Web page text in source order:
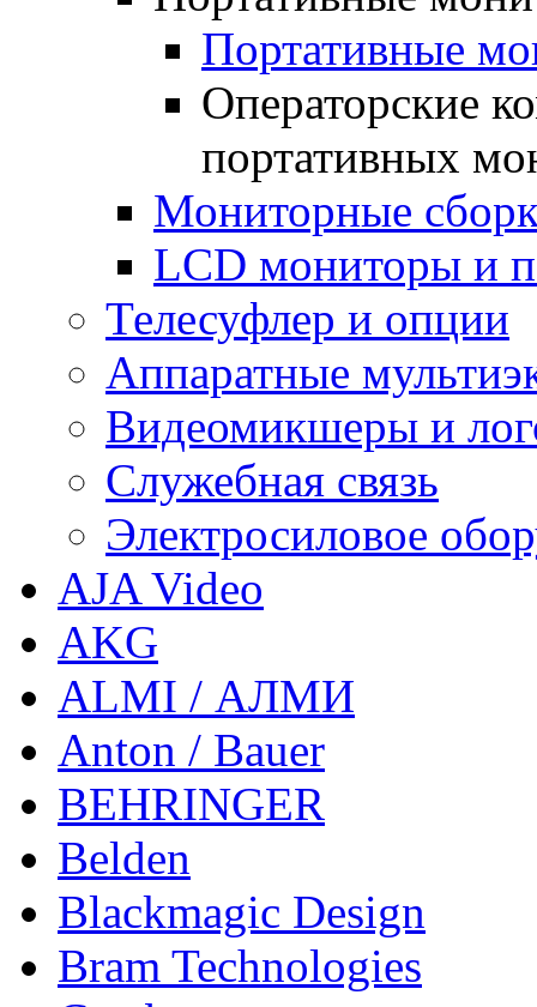
Портативные
Операторские
портативных
Мониторные
LCD мониторы и
Телесуфлер и опции
Аппаратные
Видеомикшеры и
Служебная связь
Электросиловое
AJA Video
AKG
ALMI / АЛМИ
Anton / Bauer
BEHRINGER
Belden
Blackmagic Design
Bram Technologies